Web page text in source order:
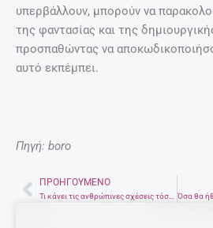
υπερβάλλουν, μπορούν να
της φαντασίας και της
προσπαθώντας να
αυτό εκπέμπει.
Πηγή: boro
PrevΠΡΟΗΓΟΎΜΕΝΟ
Τι κάνει τις ανθρώπινες σχέσεις τόσο εύθραυστες;